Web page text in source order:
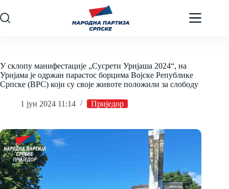
to
content
У склопу манифестације „Сусрети Уријаша 2024“, на
Уријама је одржан парастос борцима Војске Републике
Српске (ВРС) који су своје животе положили за слободу
1 јун 2024 11:14 Приједор